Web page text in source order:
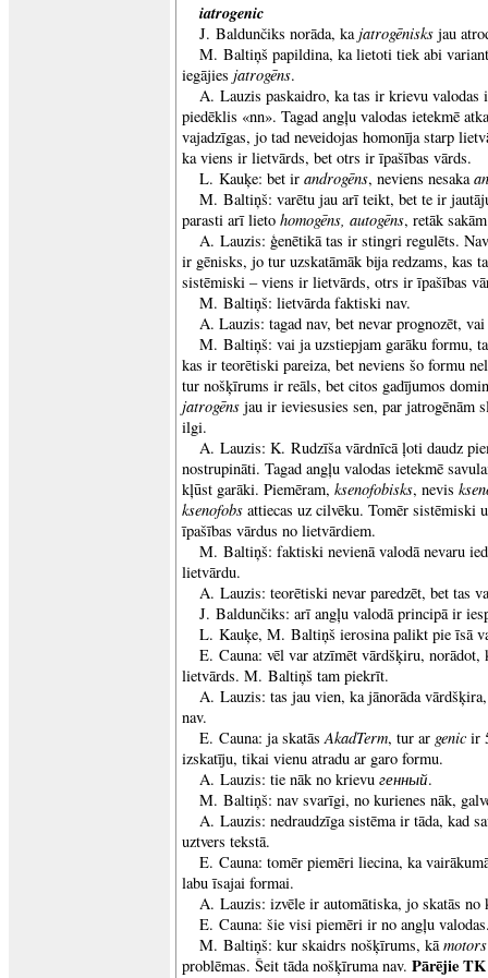
iatrogenic
J. Baldunčiks norāda, ka jatrogēnisks jau
M. Baltiņš papildina, ka lietoti tiek abi
iegājies jatrogēns.
A. Lauzis paskaidro, ka tas ir krievu valodas
piedēklis «nn». Tagad angļu valodas ietekmē
vajadzīgas, jo tad neveidojas homonīja starp
ka viens ir lietvārds, bet otrs ir īpašības vārds.
L. Kauķe: bet ir androgēns, neviens nesaka
M. Baltiņš: varētu jau arī teikt, bet te ir
parasti arī lieto homogēns, autogēns, retāk
A. Lauzis: ģenētikā tas ir stingri regulēts.
ir gēnisks, jo tur uzskatāmāk bija redzams, kas
sistēmiski – viens ir lietvārds, otrs ir īpašības
M. Baltiņš: lietvārda faktiski nav.
A. Lauzis: tagad nav, bet nevar prognozēt,
M. Baltiņš: vai ja uzstiepjam garāku formu,
kas ir teorētiski pareiza, bet neviens šo formu
tur nošķīrums ir reāls, bet citos gadījumos
jatrogēns jau ir ieviesusies sen, par jatrogēnām
ilgi.
A. Lauzis: K. Rudzīša vārdnīcā ļoti daudz
nostrupināti. Tagad angļu valodas ietekmē
kļūst garāki. Piemēram, ksenofobisks, nevis
ksenofobs attiecas uz cilvēku. Tomēr
īpašības vārdus no lietvārdiem.
M. Baltiņš: faktiski nevienā valodā nevaru
lietvārdu.
A. Lauzis: teorētiski nevar paredzēt, bet tas
J. Baldunčiks: arī angļu valodā principā ir
L. Kauķe, M. Baltiņš ierosina palikt pie īsā
E. Cauna: vēl var atzīmēt vārdšķiru, norādot,
lietvārds. M. Baltiņš tam piekrīt.
A. Lauzis: tas jau vien, ka jānorāda
nav.
E. Cauna: ja skatāsAkadTerm, tur ar genic ir
izskatīju, tikai vienu atradu ar garo formu.
A. Lauzis: tie nāk no krievu генный.
M. Baltiņš: nav svarīgi, no kurienes nāk,
A. Lauzis: nedraudzīga sistēma ir tāda, kad
uztvers tekstā.
E. Cauna: tomēr piemēri liecina, ka
labu īsajai formai.
A. Lauzis: izvēle ir automātiska, jo skatās no
E. Cauna: šie visi piemēri ir no angļu
M. Baltiņš: kur skaidrs nošķīrums, kā
problēmas. Šeit tāda nošķīruma nav. Pārējie